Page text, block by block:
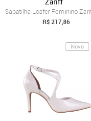
R$ 217,86
Novo